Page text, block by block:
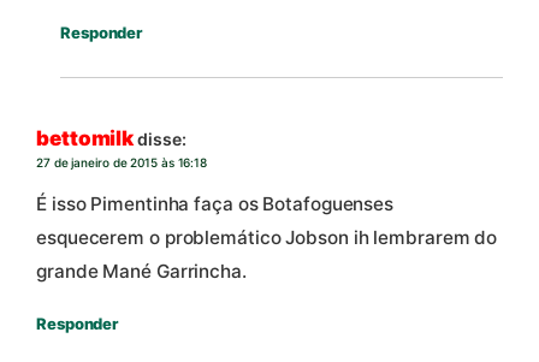
Responder
bettomilkdisse:
27 de janeiro de 2015 às 16:18
É isso Pimentinha faça os Botafoguenses
esquecerem o problemático Jobson ih lembrarem do
grande Mané Garrincha.
Responder